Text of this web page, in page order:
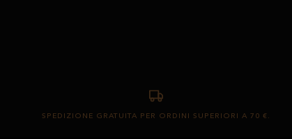
SPEDIZIONE GRATUITA PER ORDINI SUPERIORI A 70 €.